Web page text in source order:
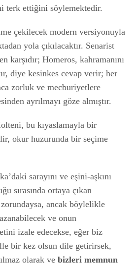
terk ettiğini söylemektedir.
çekilecek modern versiyonuyla
yola çıkılacaktır. Senarist
karşıdır; Homeros, kahramanını
diye kesinkes cevap verir; her
zorluk ve mecburiyetlere
ayrılmayı göze almıştır.
bu kıyaslamayla bir
okur huzurunda bir seçime
sarayını ve eşini-aşkını
sırasında ortaya çıkan
ancak böylelikle
ve onun
izale edecekse, eğer biz
bir kez olsun dile getirirsek,
olarak ve bizleri memnun